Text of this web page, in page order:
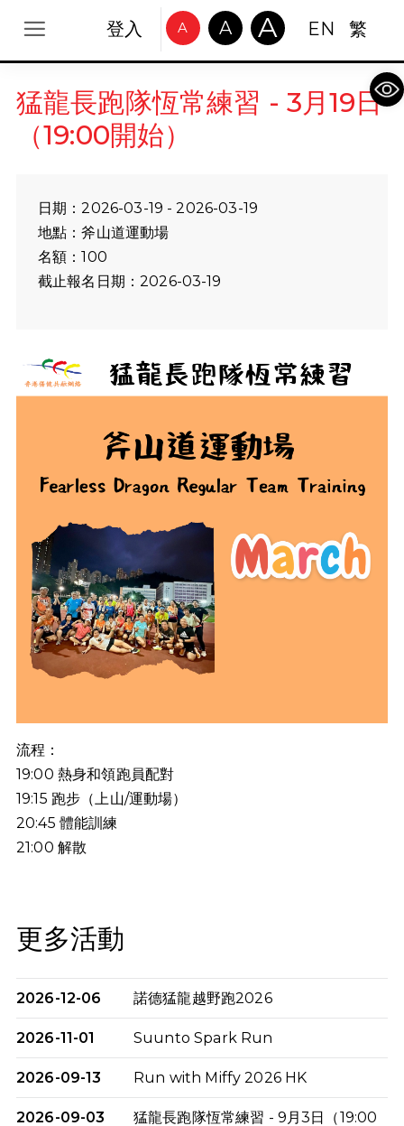
登入 A A A EN 繁
猛龍長跑隊恆常練習 - 3月19日
（19:00開始）
日期：2026-03-19 - 2026-03-19
地點：斧山道運動場
名額：100
截止報名日期：2026-03-19
流程：
19:00 熱身和領跑員配對
19:15 跑步（上山/運動場）
20:45 體能訓練
21:00 解散
更多活動
2026-12-06 諾德猛龍越野跑2026
2026-11-01 Suunto Spark Run
2026-09-13 Run with Miffy 2026 HK
2026-09-03
猛龍長跑隊恆常練習 - 9月3日（19:00